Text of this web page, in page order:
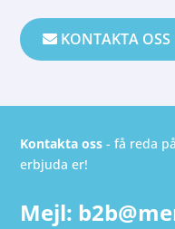
KONTAKTA OSS
Kontakta oss - få reda
erbjuda er!
Mejl: